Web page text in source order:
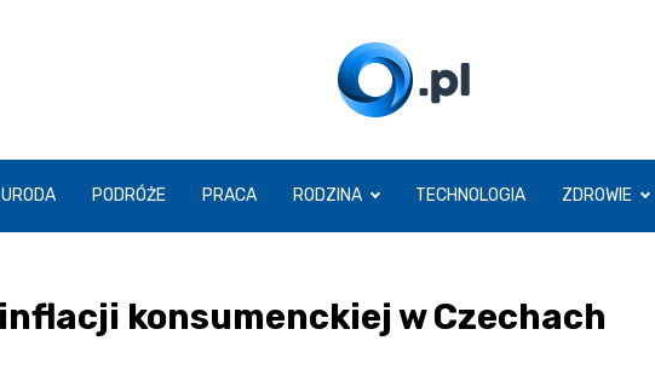
O.pl
PODRÓŻE PRACA RODZINA TECHNOLOGIA ZDROWIE
konsumenckiej w Czechach